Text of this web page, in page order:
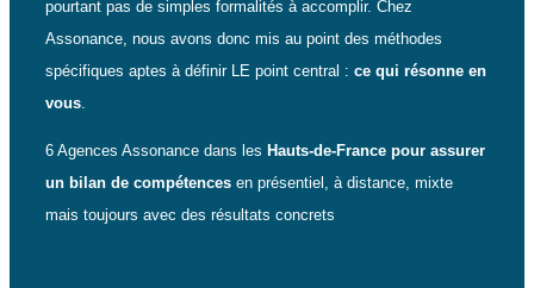
pourtant pas de simples formalités à accomplir. Chez
Assonance, nous avons donc mis au point des méthodes
spécifiques aptes à définir LE point central : ce qui résonne en
vous
6 Agences Assonance dans les Hauts-de-France pour assurer
un bilan de compétences en présentiel, à distance, mixte
mais toujours avec des résultats concrets